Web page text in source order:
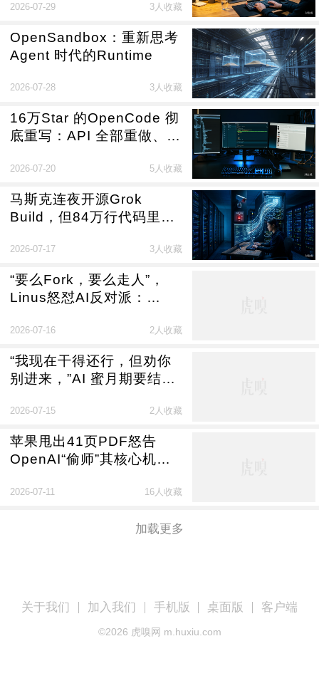
行阅读”，你站谁？
2026-07-29 3人收藏
OpenSandbox：重新思考
Agent 时代的Runtime
2026-07-28 3人收藏
16万Star 的OpenCode 彻
底重写：API 全部重做、
Electron
2026-07-20 5人收藏
马斯克连夜开源Grok
Build，但84万行代码里还
痕迹
2026-07-17 3人收藏
“要么Fork，要么走人”，
Linus怒怼AI反对派：
2026-07-16 2人收藏
“我现在干得还行，但劝你
别进来，”AI 蜜月期要结束
尸走肉”
2026-07-15 2人收藏
苹果甩出41页PDF怒告
OpenAI“偷师”其核心机
度“开源”了
2026-07-11 16人收藏
加载更多
关于我们 加入我们 手机版 桌面版 客户端
©2026 虎嗅网 m.huxiu.com